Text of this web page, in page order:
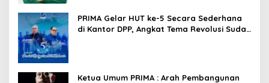
PRIMA Gelar HUT ke-5 Secara Sederhana
di Kantor DPP, Angkat Tema Revolusi Sudah
Ketua Umum PRIMA : Arah Pembangunan